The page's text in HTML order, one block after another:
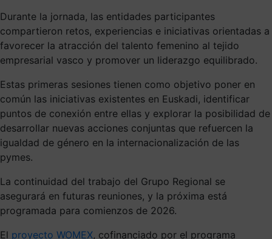
Durante la jornada, las entidades participantes
compartieron retos, experiencias e iniciativas orientadas a
favorecer la atracción del talento femenino al tejido
empresarial vasco y promover un liderazgo equilibrado.
Estas primeras sesiones tienen como objetivo poner en
común las iniciativas existentes en Euskadi, identificar
puntos de conexión entre ellas y explorar la posibilidad de
desarrollar nuevas acciones conjuntas que refuercen la
igualdad de género en la internacionalización de las
pymes.
La continuidad del trabajo del Grupo Regional se
asegurará en futuras reuniones, y la próxima está
programada para comienzos de 2026.
El proyecto WOMEX, cofinanciado por el programa